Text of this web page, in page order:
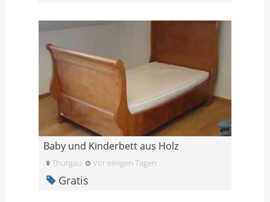
Baby und Kinderbett aus Holz
Thurgau Vor einigen Tagen
Gratis